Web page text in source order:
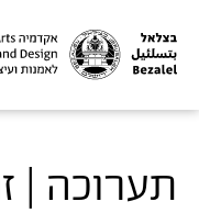
תערוכה |